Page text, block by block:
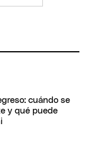
cuándo se
y qué puede